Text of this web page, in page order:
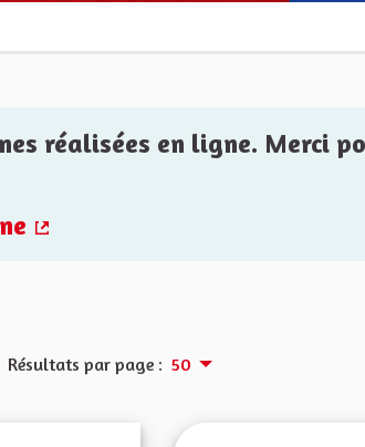
réalisées en ligne. Merci
Résultats par page : 50